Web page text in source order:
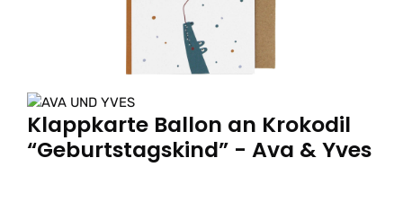
Klappkarte Ballon an Krokodil
“Geburtstagskind” - Ava & Yves